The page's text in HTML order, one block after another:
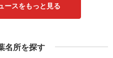
ースをもっと見る
名所を探す